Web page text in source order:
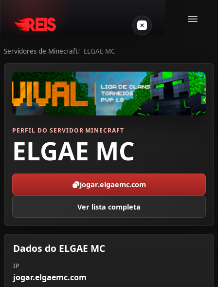
Minecraft
Outros jogos
Login
Crie seu servidor
Servidores de Minecraft ELGAE MC
PERFIL DO SERVIDOR MINECRAFT
ELGAE MC
jogar.elgaemc.com
Ver lista completa
Dados do ELGAE MC
IP
jogar.elgaemc.com